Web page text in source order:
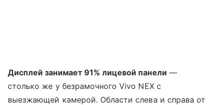
Дисплей занимает 91% лицевой панели —
столько же у безрамочного Vivo NEX с
выезжающей камерой. Области слева и справа от